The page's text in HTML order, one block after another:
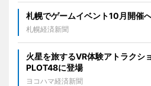
札幌でゲームイベント10月開催
札幌経済新聞
火星を旅するVR体験アトラク
PLOT48に登場
ヨコハマ経済新聞